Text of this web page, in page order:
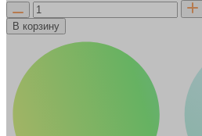
В корзину